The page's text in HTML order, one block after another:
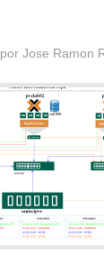
porJose Ramon